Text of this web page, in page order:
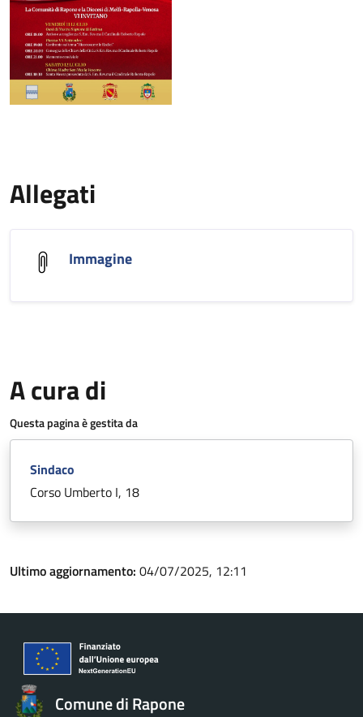
Allegati
Immagine
A cura di
Questa pagina è gestita da
Sindaco
Corso Umberto I, 18
Ultimo aggiornamento: 04/07/2025, 12:11
Comune di Rapone